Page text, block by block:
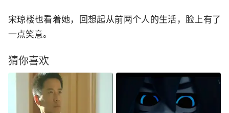
宋琼楼也看着她，回想起从前两个人的生活，脸上有了
一点笑意。
猜你喜欢